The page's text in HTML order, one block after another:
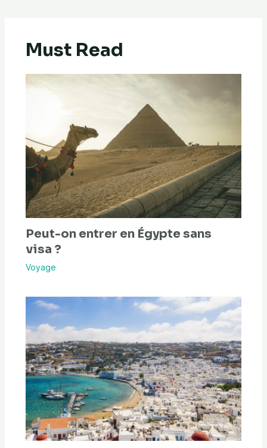
Must Read
Peut-on entrer en Égypte sans
visa ?
Voyage